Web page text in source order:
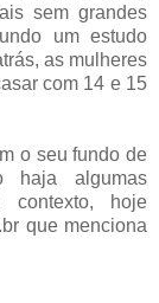
sem grandes
um estudo
as mulheres
com 14 e 15
o seu fundo de
haja algumas
hoje
que menciona